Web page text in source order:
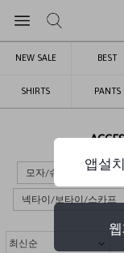
NEW SALE BEST
SHIRTS PANTS
모자/슈즈 가방
넥타이/보타이/스카프
앱설